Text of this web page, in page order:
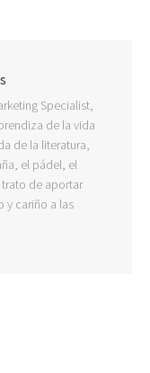
Specialist,
de la vida
de la literatura,
el pádel, el
de aportar
y cariño a las